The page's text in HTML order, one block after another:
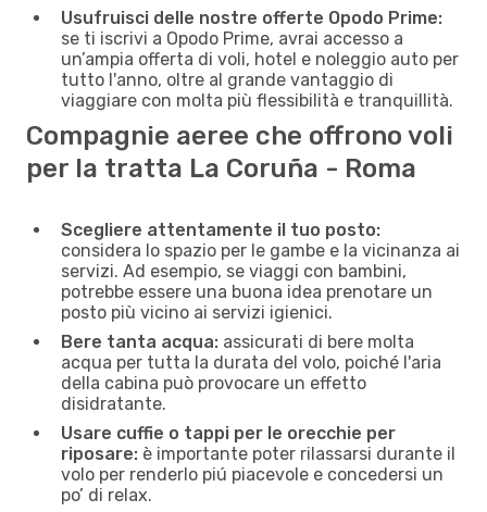
Usufruisci delle nostre offerte Opodo Prime:
se ti iscrivi a Opodo Prime, avrai accesso a
un’ampia offerta di voli, hotel e noleggio auto per
tutto l'anno, oltre al grande vantaggio di
viaggiare con molta più flessibilità e tranquillità.
Compagnie aeree che offrono voli
per la tratta La Coruña - Roma
Scegliere attentamente il tuo posto:
considera lo spazio per le gambe e la vicinanza ai
servizi. Ad esempio, se viaggi con bambini,
potrebbe essere una buona idea prenotare un
posto più vicino ai servizi igienici.
Bere tanta acqua: assicurati di bere molta
acqua per tutta la durata del volo, poiché l'aria
della cabina può provocare un effetto
disidratante.
Usare cuffie o tappi per le orecchie per
riposare: è importante poter rilassarsi durante il
volo per renderlo piú piacevole e concedersi un
po’ di relax.